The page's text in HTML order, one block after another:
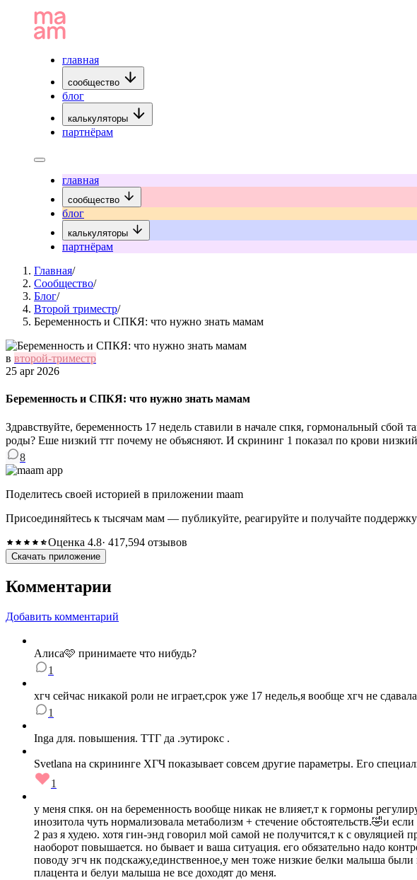
главная
сообщество
блог
калькуляторы
партнёрам
главная
сообщество
блог
калькуляторы
партнёрам
Главная/
Сообщество/
Блог/
Второй триместр/
Беременность и СПКЯ: что нужно знать мамам
в второй-триместр
25 apr 2026
Беременность и СПКЯ: что нужно знать мамам
Здравствуйте, беременность 17 недель ставили в начале спкя, гормональный
роды? Еше низкий ттг почему не объясняют. И скрининг 1 показал по крови
8
Поделитесь своей историей в приложении maam
Присоединяйтесь к тысячам мам — публикуйте, реагируйте и получайте поддержку
Оценка 4.8· 417,594 отзывов
Скачать приложение
Комментарии
Добавить комментарий
Алиса🩷 принимаете что нибудь?
1
хгч сейчас никакой роли не играет,срок уже 17 недель,я вообще хгч не
1
Inga для. повышения. ТТГ да .эутирокс .
Svetlana на скрининге ХГЧ показывает совсем другие параметры. Его
1
у меня спкя. он на беременность вообще никак не влияет,т к гормоны
инозитола чуть нормализовала метаболизм + стечение обстоятельств.🤣и
2 раз я худею. хотя гин-энд говорил мой самой не получится,т к с овуляцией
наоборот повышается. но бывает и ваша ситуация. его обязательно надо
поводу эгч нк подскажу,единственное,у мен тоже низкие белки малыша были
плацента и белуи малыша не все доходят до меня.